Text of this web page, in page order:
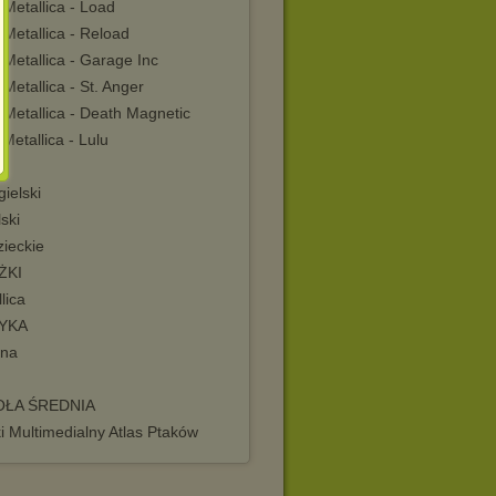
Metallica - Load
- Reload
- Garage Inc
Metallica - St. Anger
- Death Magnetic
Metallica - Lulu
ŚREDNIA
Multimedialny Atlas Ptaków